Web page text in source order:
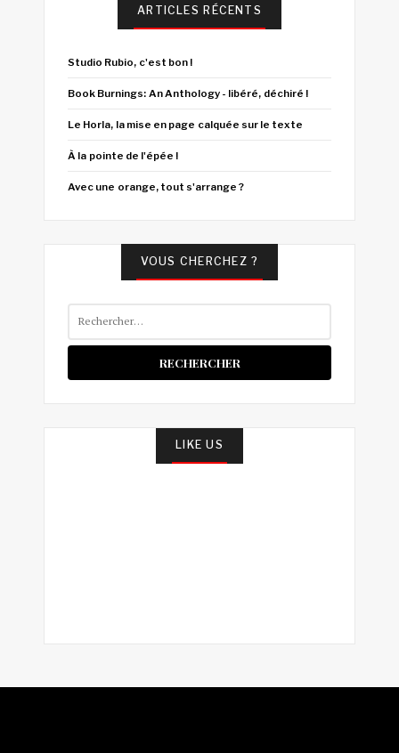
ARTICLES RÉCENTS
Studio Rubio, c'est bon !
Book Burnings: An Anthology - libéré, déchiré !
Le Horla, la mise en page calquée sur le texte
À la pointe de l'épée !
Avec une orange, tout s'arrange ?
VOUS CHERCHEZ ?
LIKE US